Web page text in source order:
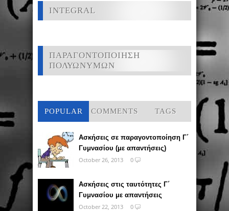
INTEGRAL
ΠΑΡΑΓΟΝΤΟΠΟΙΗΣΗ
ΠΟΛΥΩΝΥΜΩΝ
POPULAR COMMENTS TAGS
Ασκήσεις σε παραγοντοποίηση Γ΄
Γυμνασίου (με απαντήσεις)
October 26, 2013
0
Ασκήσεις στις ταυτότητες Γ΄
Γυμνασίου με απαντήσεις
October 22, 2013
0